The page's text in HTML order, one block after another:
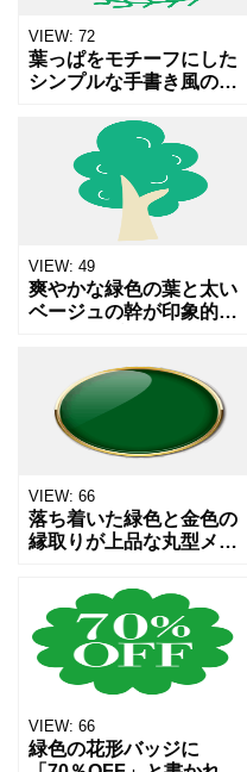
VIEW: 72
葉っぱをモチーフにした
シンプルな手書き風の円
チュラルな雰囲気やオー
ガニックなイメージの広
告、メッセージカードの
枠、SNSのアイコン背景
VIEW: 49
爽やかな緑色の葉と太い
ベージュの幹が印象的
トです。自然や公園、環
境をテーマにしたデザイ
ン素材や、子供向けのイ
ラストに
VIEW: 66
落ち着いた緑色と金色の
縁取りが上品な丸型メダ
沢のあるグラデーション
で高級感を演出し、エ
コ・ナチュラル・認証・
おすすめなどのシーンに
最適。
VIEW: 66
緑色の花形バッジに